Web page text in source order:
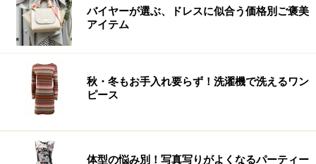
バイヤーが選ぶ、ドレスに似合う価格別ご褒美
アイテム
秋・冬もお手入れ要らず！洗濯機で洗えるワン
ピース
体型の悩み別！写真写りがよくなるパーティー